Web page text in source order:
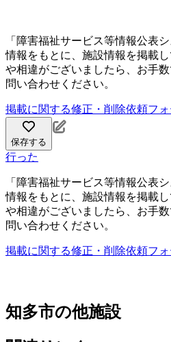
「障害福祉サービス等情報公表
情報をもとに、施設情報を掲載
や相違がございましたら、お手
問い合わせください。
掲載に関する修正・削除依頼フォ
保存する
行った
「障害福祉サービス等情報公表
情報をもとに、施設情報を掲載
や相違がございましたら、お手
問い合わせください。
掲載に関する修正・削除依頼フォ
知多市の他施設